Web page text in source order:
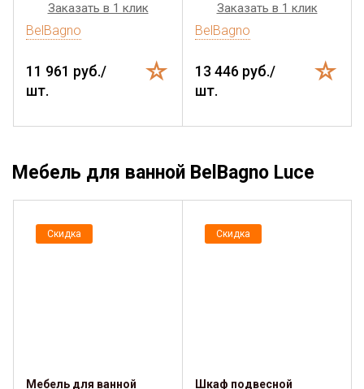
Заказать в 1 клик
BelBagno
11 961 руб./
шт.
Заказать в 1 клик
BelBagno
13 446 руб./
шт.
Мебель для ванной BelBagno Luce
Скидка
Мебель для ванной
Скидка
Шкаф подвесной